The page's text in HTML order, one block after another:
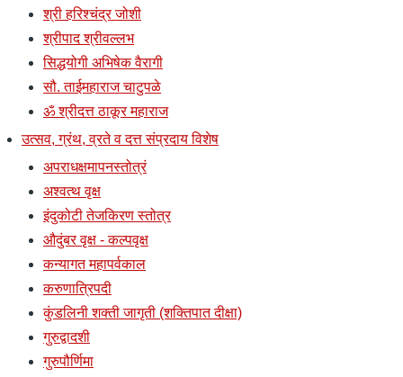
श्री हरिश्चंद्र जोशी
श्रीपाद श्रीवल्लभ
सिद्धयोगी अभिषेक वैरागी
सौ. ताईमहाराज चाटुपळे
ॐ श्रीदत्त ठाकूर महाराज
उत्सव, ग्रंथ, व्रते व दत्त संप्रदाय विशेष
अपराधक्षमापनस्तोत्रं
अश्वत्थ वृक्ष
इंदुकोटी तेजकिरण स्तोत्र
औदुंबर वृक्ष - कल्पवृक्ष
कन्यागत महापर्वकाल
करुणात्रिपदी
कुंडलिनी शक्ती जागृती (शक्तिपात दीक्षा)
गुरुद्वादशी
गुरुपौर्णिमा